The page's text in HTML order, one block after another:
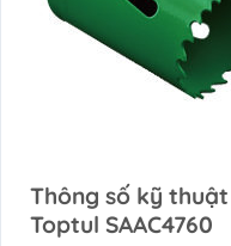
Thông số kỹ
Toptul SAAC4760